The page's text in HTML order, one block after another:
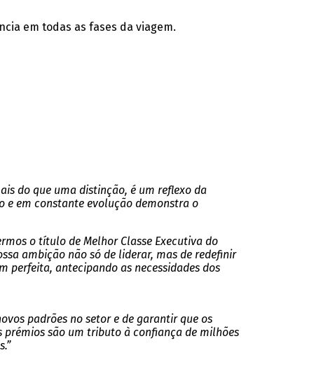
em todas as fases da viagem.
do que uma distinção, é um reflexo da
e em constante evolução demonstra o
o título de Melhor Classe Executiva do
ambição não só de liderar, mas de redefinir
perfeita, antecipando as necessidades dos
padrões no setor e de garantir que os
prémios são um tributo à confiança de milhões